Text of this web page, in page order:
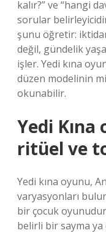
kalır?” ve “hangi
sorular
şunu öğretir:
değil, gündelik
işler. Yedi kına
düzen modelinin
okunabilir.
Yedi
ritüel ve
Yedi kına oyunu,
varyasyonları
bir çocuk
belirli bir sayma